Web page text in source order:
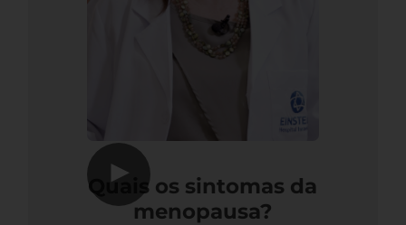
▶
Quais os sintomas da
menopausa?